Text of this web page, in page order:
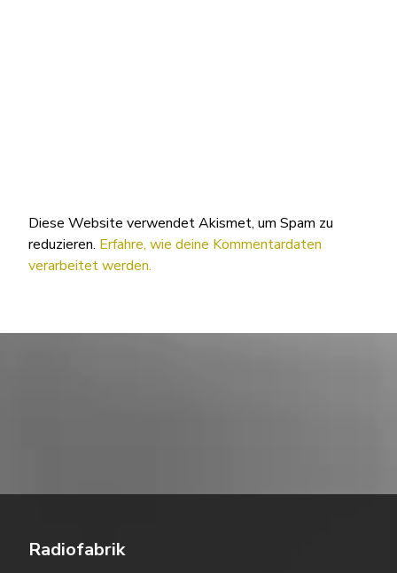
Diese Website verwendet Akismet, um Spam zu
reduzieren. Erfahre, wie deine Kommentardaten
verarbeitet werden.
Radiofabrik